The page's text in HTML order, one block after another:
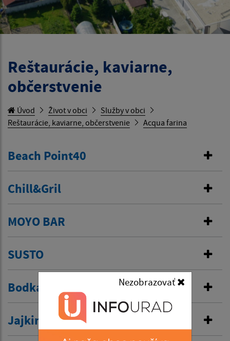
Nezobrazovať
Reštaurácie, kaviarne,
občerstvenie
Úvod Život v obci
Služby v obci
Reštaurácie, kaviarne, občerstvenie
Acqua farina
Beach Point40
Chill&Gril
MOYO BAR
SUSTO
Bodka
Jajkina závislosť